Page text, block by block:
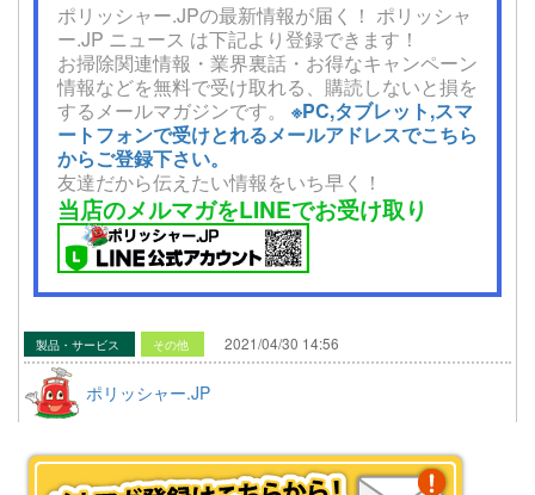
ポリッシャー.JPの最新情報が届く！ ポリッシャ
ー.JP ニュース は下記より登録できます！
お掃除関連情報・業界裏話・お得なキャンペーン
情報などを無料で受け取れる、購読しないと損を
するメールマガジンです。 ※PC,タブレット,スマ
ートフォンで受けとれるメールアドレスでこちら
からご登録下さい。
友達だから伝えたい情報をいち早く！
当店のメルマガをLINEでお受け取り
製品・サービス その他 2021/04/30 14:56
ポリッシャー.JP